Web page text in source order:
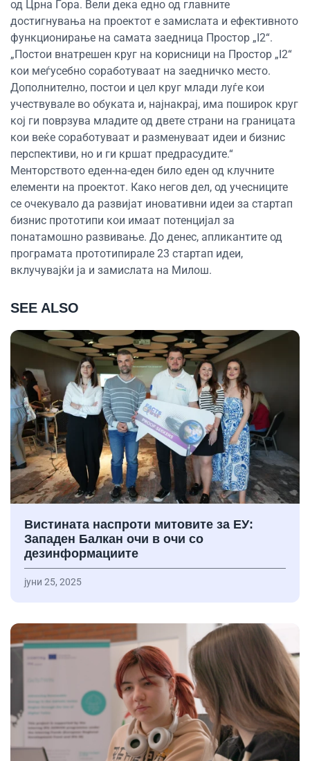
од Црна Гора. Вели дека едно од главните
достигнувања на проектот е замислата и ефективното
функционирање на самата заедница Простор „I2“.
„Постои внатрешен круг на корисници на Простор „I2“
кои меѓусебно соработуваат на заедничко место.
Дополнително, постои и цел круг млади луѓе кои
учествувале во обуката и, најнакрај, има поширок круг
кој ги поврзува младите од двете страни на границата
кои веќе соработуваат и разменуваат идеи и бизнис
перспективи, но и ги кршат предрасудите.“
Менторството еден-на-еден било еден од клучните
елементи на проектот. Како негов дел, од учесниците
се очекувало да развијат иновативни идеи за стартап
бизнис прототипи кои имаат потенцијал за
понатамошно развивање. До денес, апликантите од
програмата прототипирале 23 стартап идеи,
вклучувајќи ја и замислата на Милош.
SEE ALSO
Вистината наспроти митовите за ЕУ:
Западен Балкан очи в очи со
дезинформациите
јуни 25, 2025